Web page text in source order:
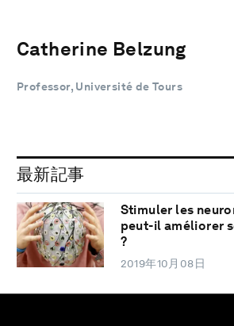
Catherine Belzung
Professor, Université de Tours
最新記事
Stimuler les
peut-il améliorer
?
2019年10月08日